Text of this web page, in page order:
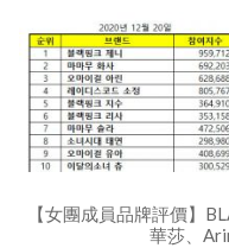
【女團成員品牌評價】
華莎、